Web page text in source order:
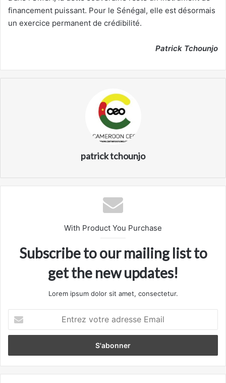
financement puissant. Pour le Sénégal, elle est désormais
un exercice permanent de crédibilité.
Patrick Tchounjo
patrick tchounjo
With Product You Purchase
Subscribe to our mailing list to
get the new updates!
Lorem ipsum dolor sit amet, consectetur.
votre
adresse